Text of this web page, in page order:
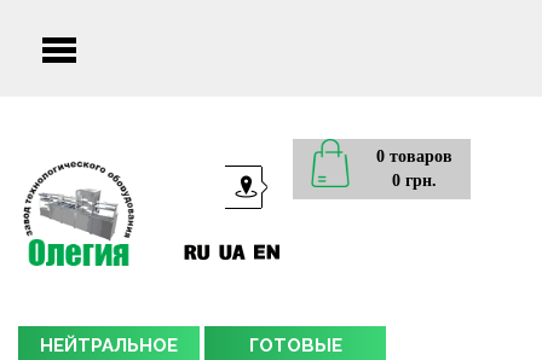
Main
0 товаров
0 грн.
НЕЙТРАЛЬНОЕ
ГОТОВЫЕ